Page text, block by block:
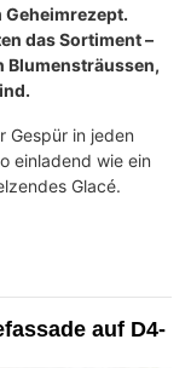
das Sortiment –
Blumensträussen,
Gespür in jeden
einladend wie ein
Glacé.
auf D4-